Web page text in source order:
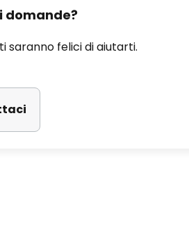
domande?
saranno felici di aiutarti.